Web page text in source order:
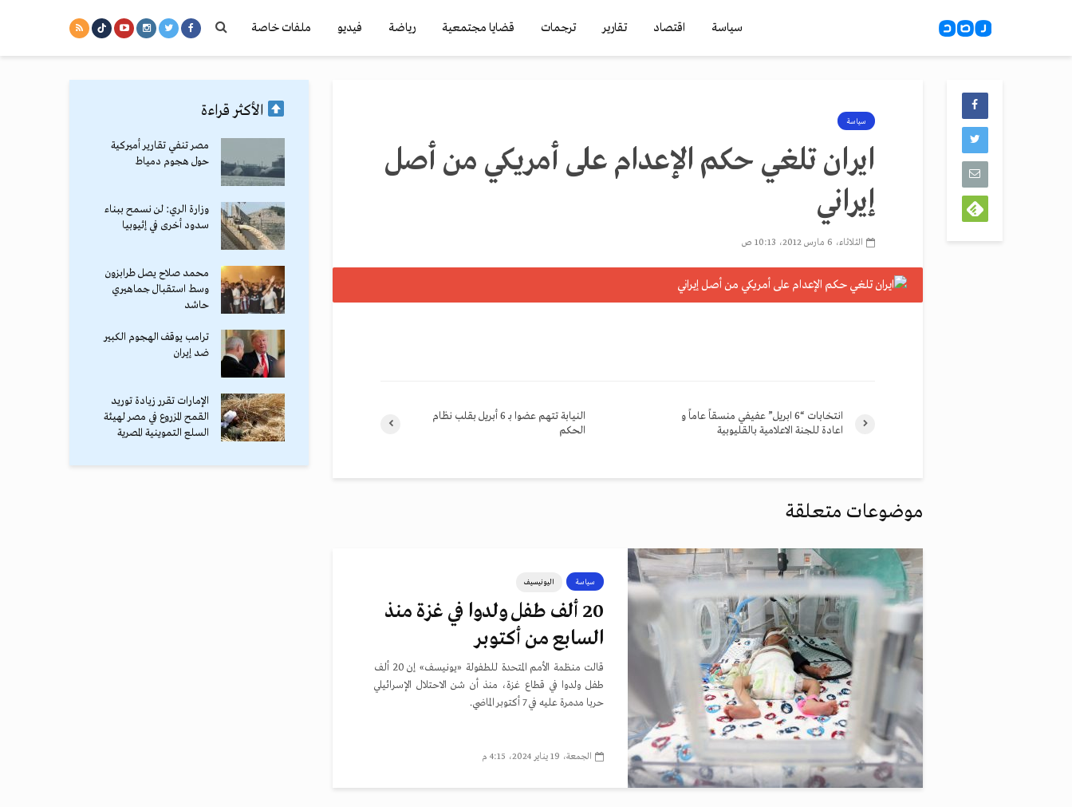
سياسة اقتصاد تقارير ترجمات قضايا مجتمعية رياضة فيديو ملفات خاصة
سياسة
ايران تلغي حكم الإعدام على أمريكي من أصل
إيراني
الثلاثاء، 6 مارس 2012، 10:13 ص
النيابة تتهم عضوا بـ 6 أبريل بقلب نظام
الحكم
انتخابات “6 ابريل” عفيفي منسقاً عاماً و
اعادة للجنة الاعلامية بالقليوبية
موضوعات متعلقة
سياسة اليونيسيف
20 ألف طفل ولدوا في غزة منذ
السابع من أكتوبر
قالت منظمة الأمم المتحدة للطفولة «يونيسف» إن 20 ألف
طفل ولدوا في قطاع غزة، منذ أن شن الاحتلال الإسرائيلي
حربا مدمرة عليه في 7 أكتوبر الماضي.
الجمعة، 19 يناير 2024، 4:15 م
الأكثر قراءة
مصر تنفي تقارير أميركية
حول هجوم دمياط
وزارة الري: لن نسمح ببناء
سدود أخرى في إثيوبيا
محمد صلاح يصل طرابزون
وسط استقبال جماهيري
حاشد
ترامب يوقف الهجوم الكبير
ضد إيران
الإمارات تقرر زيادة توريد
القمح المزروع في مصر لهيئة
السلع التموينية المصرية